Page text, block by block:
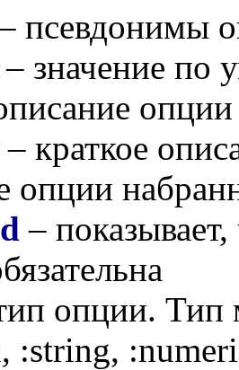
псевдонимы
– значение по
– краткое
опции
–
опции.
:string,